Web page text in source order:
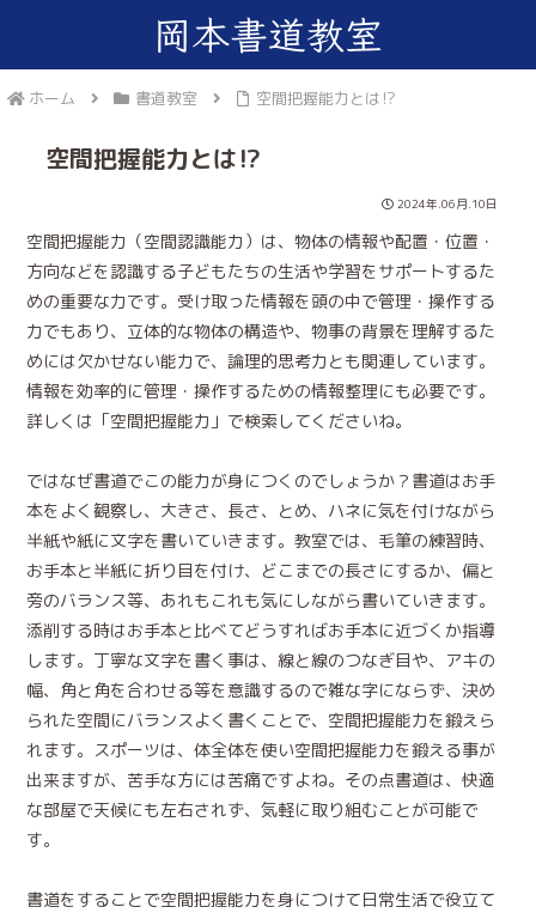
ホーム 書道教室 空間把握能力とは⁉
空間把握能力とは⁉
2024年.06月.10日
空間把握能力（空間認識能力）は、物体の情報や配置・位置・
方向などを認識する子どもたちの生活や学習をサポートするた
めの重要な力です。受け取った情報を頭の中で管理・操作する
力でもあり、立体的な物体の構造や、物事の背景を理解するた
めには欠かせない能力で、論理的思考力とも関連しています。
情報を効率的に管理・操作するための情報整理にも必要です。
詳しくは「空間把握能力」で検索してくださいね。
ではなぜ書道でこの能力が身につくのでしょうか？書道はお手
本をよく観察し、大きさ、長さ、とめ、ハネに気を付けながら
半紙や紙に文字を書いていきます。教室では、毛筆の練習時、
お手本と半紙に折り目を付け、どこまでの長さにするか、偏と
旁のバランス等、あれもこれも気にしながら書いていきます。
添削する時はお手本と比べてどうすればお手本に近づくか指導
します。丁寧な文字を書く事は、線と線のつなぎ目や、アキの
幅、角と角を合わせる等を意識するので雑な字にならず、決め
られた空間にバランスよく書くことで、空間把握能力を鍛えら
れます。スポーツは、体全体を使い空間把握能力を鍛える事が
出来ますが、苦手な方には苦痛ですよね。その点書道は、快適
な部屋で天候にも左右されず、気軽に取り組むことが可能で
す。
書道をすることで空間把握能力を身につけて日常生活で役立て